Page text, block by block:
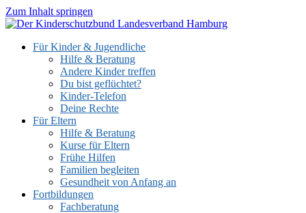
Zum Inhalt springen
Für Kinder & Jugendliche
Hilfe & Beratung
Andere Kinder treffen
Du bist geflüchtet?
Kinder-Telefon
Deine Rechte
Für Eltern
Hilfe & Beratung
Kurse für Eltern
Frühe Hilfen
Familien begleiten
Gesundheit von Anfang an
Fortbildungen
Fachberatung